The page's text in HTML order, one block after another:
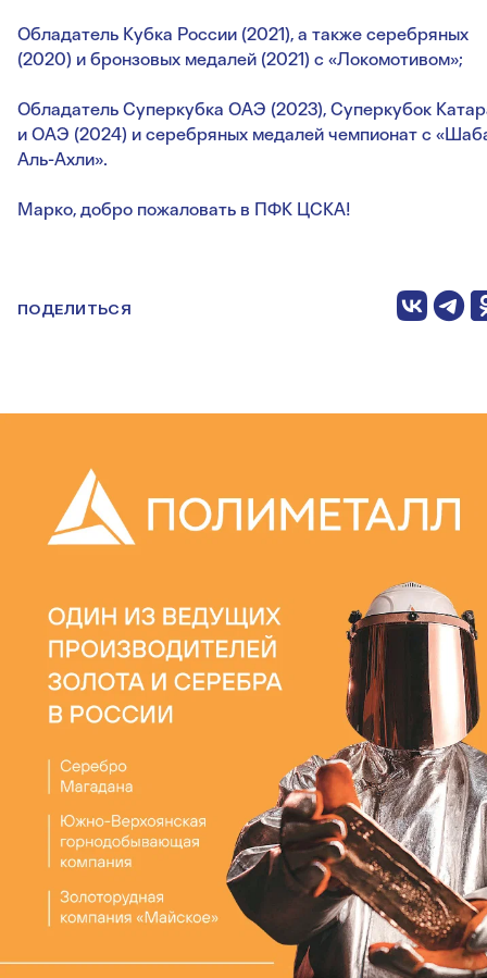
Обладатель Кубка России (2021), а также серебряных
(2020) и бронзовых медалей (2021) с «Локомотивом»;
Обладатель Суперкубка ОАЭ (2023), Суперкубок
и ОАЭ (2024) и серебряных медалей чемпионат с
Аль-Ахли».
Марко, добро пожаловать в ПФК ЦСКА!
ПОДЕЛИТЬСЯ